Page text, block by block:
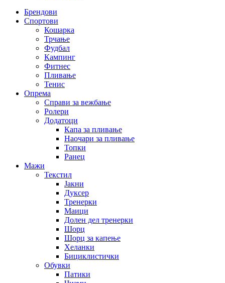
Брендови
Спортови
Кошарка
Трчање
Фудбал
Кампинг
Фитнес
Пливање
Тенис
Опрема
Справи за вежбање
Ролери
Додатоци
Капа за пливање
Наочари за пливање
Топки
Ранец
Мажи
Текстил
Јакни
Дуксер
Тренерки
Маици
Долен дел тренерки
Шорц
Шорц за капење
Хеланки
Бициклистички
Обувки
Патики